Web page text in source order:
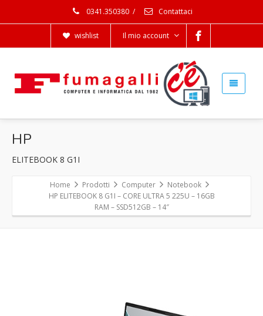
0341.350380 / Contattaci
wishlist Il mio account
HP
ELITEBOOK 8 G1I
Home Prodotti Computer
Notebook
HP ELITEBOOK 8 G1I – CORE ULTRA 5 225U – 16GB
RAM – SSD512GB – 14″